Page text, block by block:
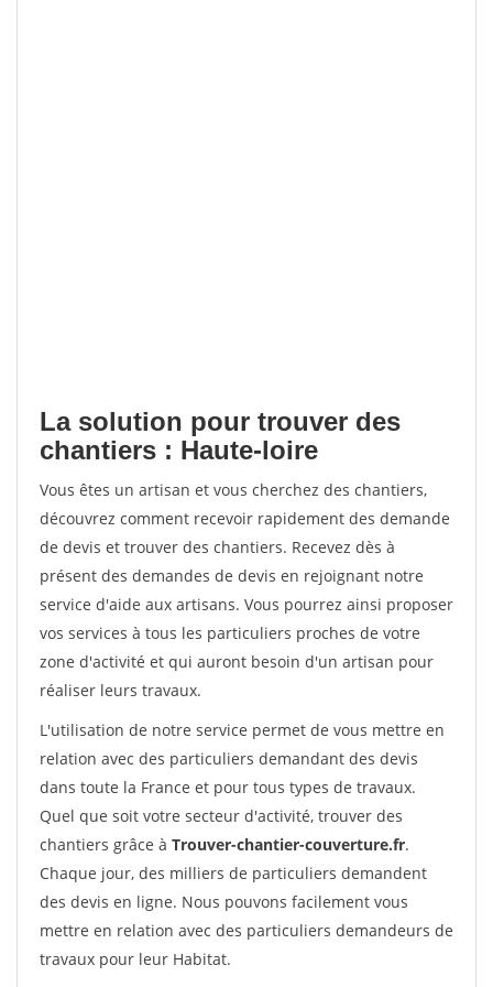
La solution pour trouver des
chantiers : Haute-loire
Vous êtes un artisan et vous cherchez des chantiers,
découvrez comment recevoir rapidement des demande
de devis et trouver des chantiers. Recevez dès à
présent des demandes de devis en rejoignant notre
service d'aide aux artisans. Vous pourrez ainsi proposer
vos services à tous les particuliers proches de votre
zone d'activité et qui auront besoin d'un artisan pour
réaliser leurs travaux.
L'utilisation de notre service permet de vous mettre en
relation avec des particuliers demandant des devis
dans toute la France et pour tous types de travaux.
Quel que soit votre secteur d'activité, trouver des
chantiers grâce à Trouver-chantier-couverture.fr.
Chaque jour, des milliers de particuliers demandent
des devis en ligne. Nous pouvons facilement vous
mettre en relation avec des particuliers demandeurs de
travaux pour leur Habitat.